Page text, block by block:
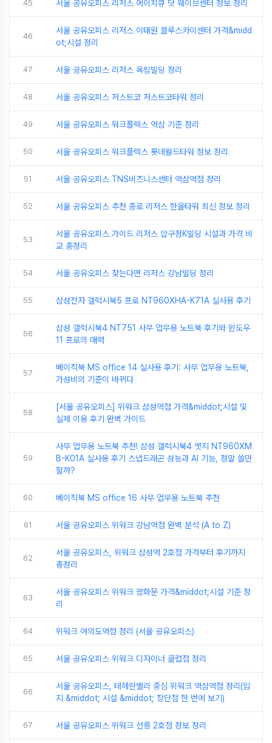
45 서울 공유오피스 리저스 에이치큐 닷 웨이브센터 정보 정리
46
서울 공유오피스 리저스 이태원 블루스카이센터 가격&midd
ot;시설 정리
47 서울 공유오피스 리저스 옥림빌딩 정리
48 서울 공유오피스 저스트코 저스트코타워 정리
49 서울 공유오피스 워크플렉스 역삼 기준 정리
50 서울 공유오피스 워크플렉스 롯데월드타워 정보 정리
51 서울 공유오피스 TNS비즈니스센터 역삼역점 정리
52 서울 공유오피스 추천 종로 리저스 한올타워 최신 정보 정리
53
서울 공유오피스 가이드 리저스 압구정K빌딩 시설과 가격 비
교 총정리
54 서울 공유오피스 찾는다면 리저스 강남빌딩 정리
55 삼성전자 갤럭시북5 프로 NT960XHA-K71A 실사용 후기
56
삼성 갤럭시북4 NT751 사무 업무용 노트북 후기와 윈도우
11 프로의 매력
57
베이직북 MS office 14 실사용 후기: 사무 업무용 노트북,
가성비의 기준이 바뀌다
58
[서울 공유오피스] 위워크 삼성역점 가격&middot;시설 및
실제 이용 후기 완벽 가이드
59
사무 업무용 노트북 추천! 삼성 갤럭시북4 엣지 NT960XM
B-K01A 실사용 후기 스냅드래곤 성능과 AI 기능, 정말 쓸만
할까?
60 베이직북 MS office 16 사무 업무용 노트북 추천
61 서울 공유오피스 위워크 강남역점 완벽 분석 (A to Z)
62
서울 공유오피스, 위워크 삼성역 2호점 가격부터 후기까지
총정리
63
서울 공유오피스 위워크 광화문 가격&middot;시설 기준 정
리
64 위워크 여의도역점 정리 (서울 공유오피스)
65 서울 공유오피스 위워크 디자이너 클럽점 정리
66
서울 공유오피스, 테헤란밸리 중심 위워크 역삼역점 정리(입
지 &middot; 시설 &middot; 장단점 한 번에 보기)
67 서울 공유오피스 위워크 선릉 2호점 정보 정리